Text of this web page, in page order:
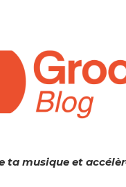
ta musique et